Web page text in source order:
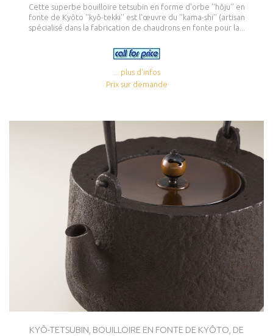
Cette superbe bouilloire tetsubin en forme d'orbe ''hôju'' en
fonte de Kyôto ''kyô-tekki'' est l’œuvre du ''kama-shi'' (artisan
spécialisé dans la fabrication de chaudrons en fonte pour la...
... plus d'infos
Prix sur demande
KYÔ-TETSUBIN, BOUILLOIRE EN FONTE DE KYÔTO, DE